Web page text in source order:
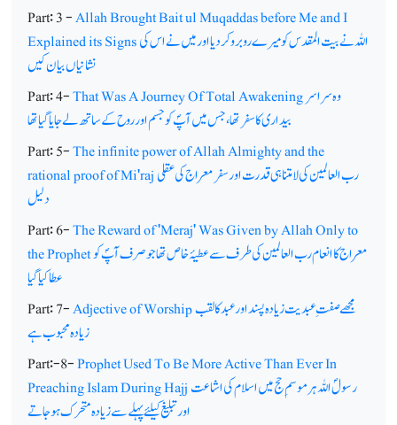
Part: 3 -Allah Brought Bait ul Muqaddas before Me and I
Explained its Signsاللہ نے بیت المقدس کو میرے روبرو کردیااور میں نے اس کی
نشانیاں بیان کیں
Part: 4-That Was A Journey Of Total Awakeningوہ سراسر
بیداری کا سفر تھا، جس میں آپؐ کو جسم اور روح کے ساتھ لے جایا گیا تھا
Part: 5-The infinite power of Allah Almighty and the
rational proof of Mi'rajرب العالمین کی لامتناہی قدرت اور سفر معراج کی عقلی
دلیل
Part: 6-The Reward of 'Meraj' Was Given by Allah Only to
the Prophetمعراج کا انعام رب العالمین کی طرف سے عطیۂ خاص تھا جو صرف آپؐ کو
عطا کیا گیا
Part: 7-Adjective of Worshipمجھے صفت ِ عبدیت زیادہ پسند اور عبد کا لقب
زیادہ محبوب ہے
Part:-8-Prophet Used To Be More Active Than Ever In
Preaching Islam During Hajjرسولؐ اللہ ہر موسمِ حج میں اسلام کی اشاعت
اور تبلیغ کیلئے پہلے سے زیادہ متحرک ہوجاتے